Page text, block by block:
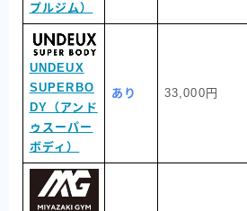
プルジム）
UNDEUX
SUPERBO
DY（アンド
ゥスーパー
ボディ）
あり 33,000円